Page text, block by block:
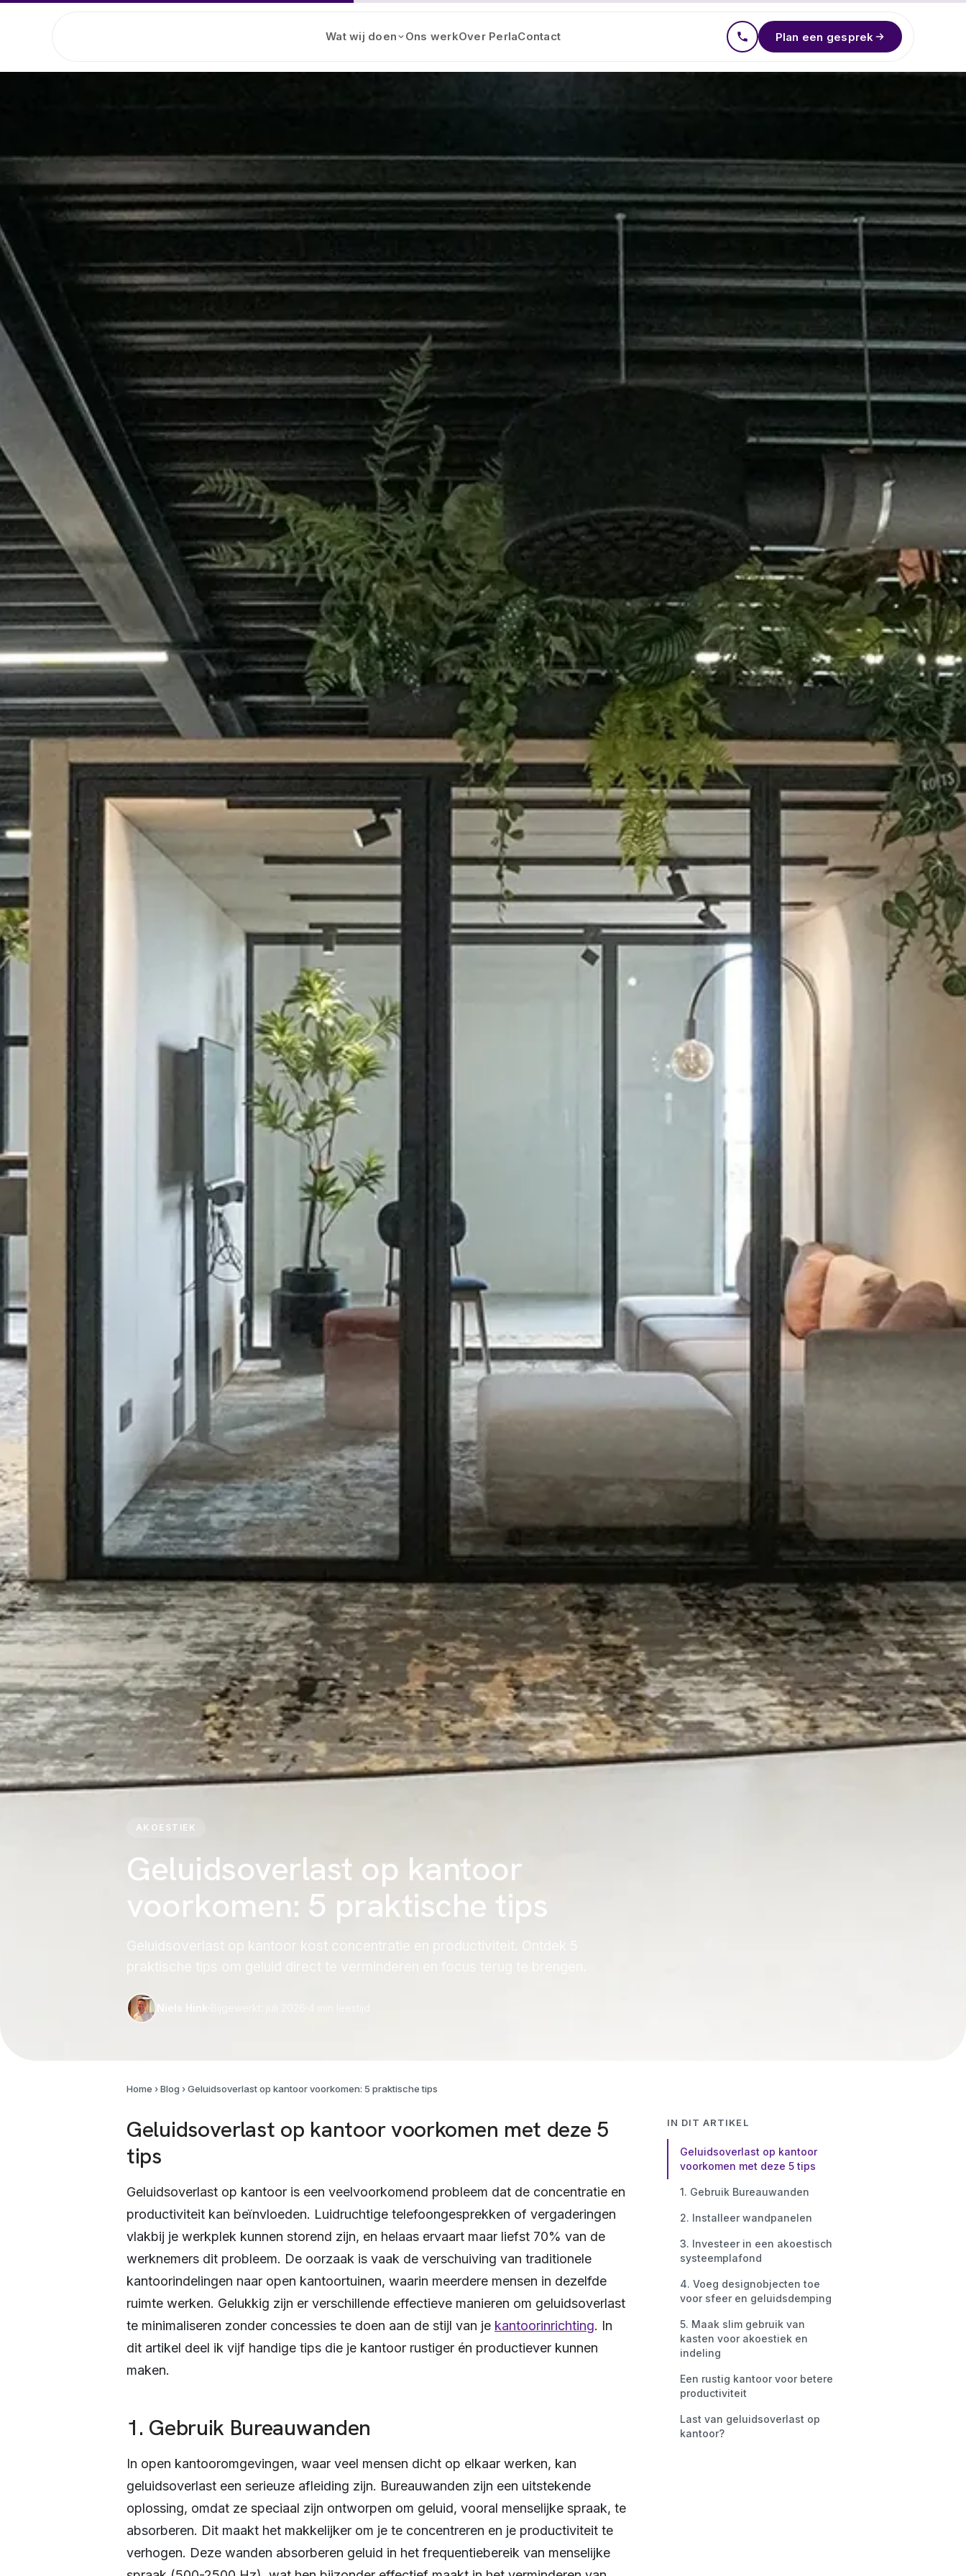
Wat wij doen Ons werkOver PerlaContact Plan een gesprek
AKOESTIEK
Geluidsoverlast op kantoor
voorkomen: 5 praktische tips
Geluidsoverlast op kantoor kost concentratie en productiviteit. Ontdek 5
Niels Hink
Home ›Blog ›Geluidsoverlast op kantoor voorkomen: 5 praktische tips
IN DIT ARTIKEL
Geluidsoverlast op kantoor
voorkomen met deze 5 tips
1. Gebruik Bureauwanden
2. Installeer wandpanelen
3. Investeer in een akoestisch
systeemplafond
4. Voeg designobjecten toe
voor sfeer en geluidsdemping
5. Maak slim gebruik van
kasten voor akoestiek en
indeling
Een rustig kantoor voor betere
productiviteit
Last van geluidsoverlast op
kantoor?
Geluidsoverlast op kantoor voorkomen met deze 5
tips
Geluidsoverlast op kantoor is een veelvoorkomend probleem dat de concentratie en
productiviteit kan beïnvloeden. Luidruchtige telefoongesprekken of vergaderingen
vlakbij je werkplek kunnen storend zijn, en helaas ervaart maar liefst 70% van de
werknemers dit probleem. De oorzaak is vaak de verschuiving van traditionele
kantoorindelingen naar open kantoortuinen, waarin meerdere mensen in dezelfde
ruimte werken. Gelukkig zijn er verschillende effectieve manieren om geluidsoverlast
te minimaliseren zonder concessies te doen aan de stijl van je kantoorinrichting. In
dit artikel deel ik vijf handige tips die je kantoor rustiger én productiever kunnen
maken.
1. Gebruik Bureauwanden
In open kantooromgevingen, waar veel mensen dicht op elkaar werken, kan
geluidsoverlast een serieuze afleiding zijn. Bureauwanden zijn een uitstekende
oplossing, omdat ze speciaal zijn ontworpen om geluid, vooral menselijke spraak, te
absorberen. Dit maakt het makkelijker om je te concentreren en je productiviteit te
verhogen. Deze wanden absorberen geluid in het frequentiebereik van menselijke